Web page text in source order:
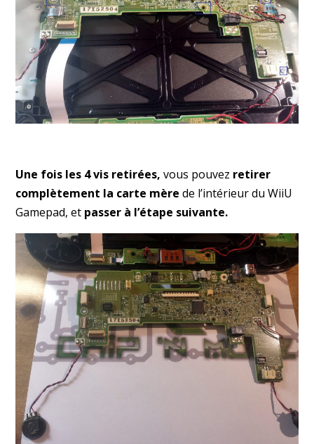
Une fois les 4 vis retirées, vous pouvez retirer
complètement la carte mère de l’intérieur du WiiU
Gamepad, et passer à l’étape suivante.